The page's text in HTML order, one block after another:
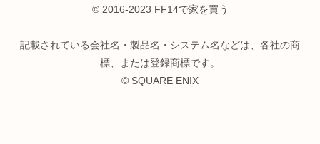
© 2016-2023 FF14で家を買う
記載されている会社名・製品名・システム名などは、各社の商
標、または登録商標です。
© SQUARE ENIX